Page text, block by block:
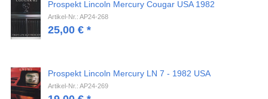
Prospekt Lincoln Mercury Cougar USA 1982
Artikel-Nr.: AP24-268
25,00 €*
Prospekt Lincoln Mercury LN 7 - 1982 USA
Artikel-Nr.: AP24-269